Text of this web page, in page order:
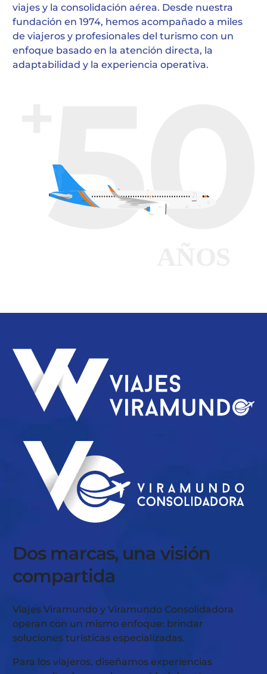
viajes y la consolidación aérea. Desde nuestra
fundación en 1974, hemos acompañado a miles
de viajeros y profesionales del turismo con un
enfoque basado en la atención directa, la
adaptabilidad y la experiencia operativa.
Dos marcas, una visión
compartida
Viajes Viramundo y Viramundo Consolidadora
operan con un mismo enfoque: brindar
soluciones turísticas especializadas.
Para los viajeros, diseñamos experiencias